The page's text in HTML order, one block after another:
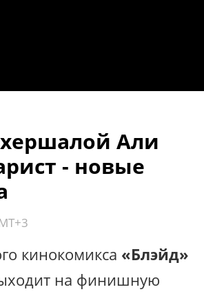
Али
- новые
кинокомикса «Блэйд»
на финишную